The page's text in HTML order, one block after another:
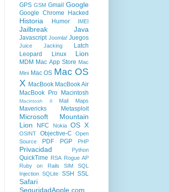
GPS GSM Gmail Google
Google Chrome Hacked
Historia Humor IMEI
Jailbreak Java
Javascript Joomla! Juegos
Juice Jacking
Latch
Leopard
Linux Lion
MDM Mac App Store Mac
Mini Mac OS Mac OS
X MacBook MacBook Air
MacBook Pro
Macintosh
Macintosh II Mail Maps
Mavericks Metasploit
Microsoft
Mountain
Lion
NFC Nokia OS X
OSINT Objective-C
Open
Source
PDF PGP PHP
Privacidad Python
QuickTime RSA Rogue AP
Ruby on Rails
SIM
SQL
Injection SQLite SSH SSL
Safari
SeguridadApple.com